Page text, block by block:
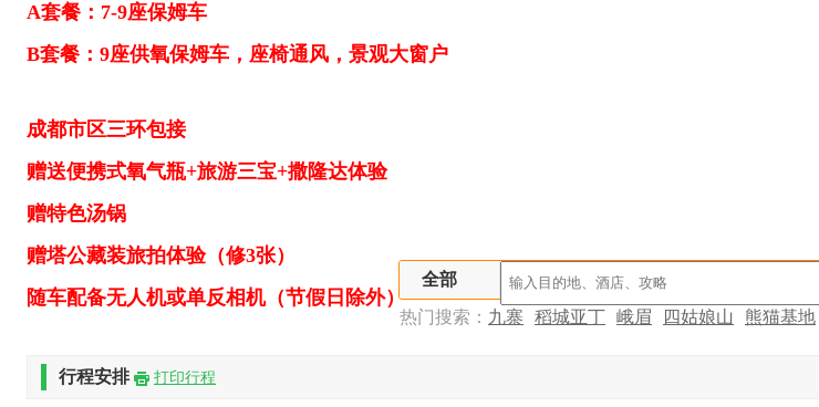
全部
热门搜索： 九寨 稻城亚丁 峨眉 四姑娘山 熊猫基地
A套餐：7-9座保姆车
B套餐：9座供氧保姆车，座椅通风，景观大窗户
成都市区三环包接
赠送便携式氧气瓶+旅游三宝+撒隆达体验
赠特色汤锅
赠塔公藏装旅拍体验（修3张）
随车配备无人机或单反相机（节假日除外）
行程安排 打印行程